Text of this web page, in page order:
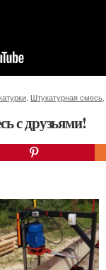
Штукатурная смесь
с друзьями!